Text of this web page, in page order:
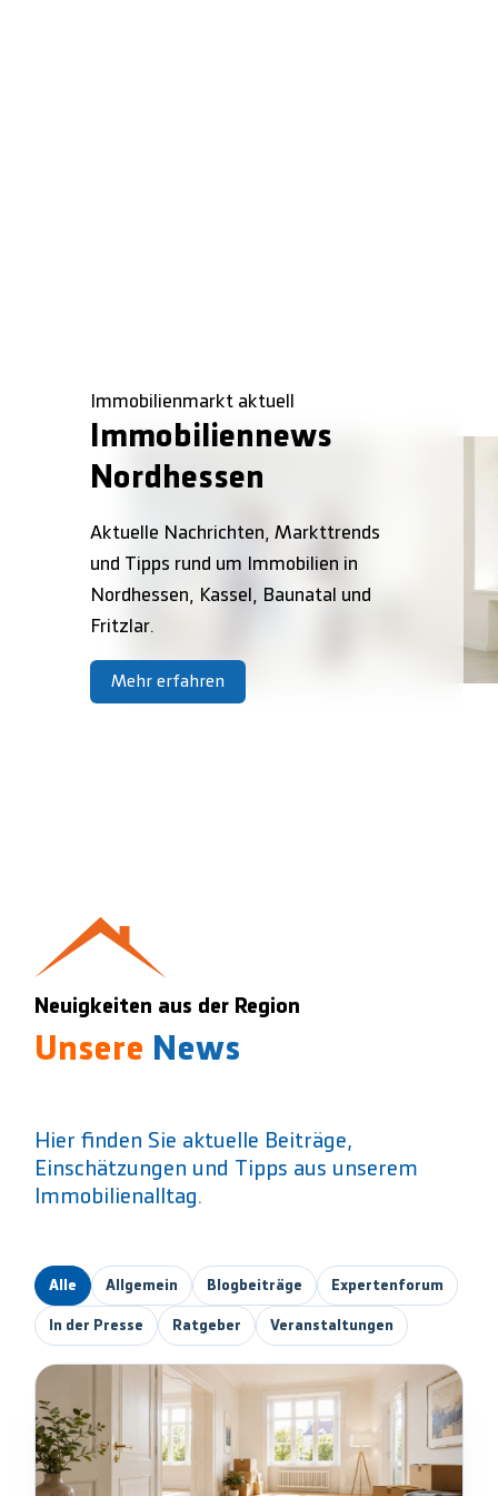
Immobilienmarkt aktuell
Immobiliennews
Nordhessen
Aktuelle Nachrichten, Markttrends
und Tipps rund um Immobilien in
Nordhessen, Kassel, Baunatal und
Fritzlar.
Mehr erfahren
Neuigkeiten aus der Region
Unsere News
Hier finden Sie aktuelle Beiträge,
Einschätzungen und Tipps aus unserem
Immobilienalltag.
Alle Allgemein Blogbeiträge Expertenforum
In der Presse Ratgeber Veranstaltungen